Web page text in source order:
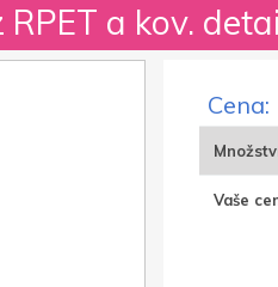
a kov.
Cena:
Vaše